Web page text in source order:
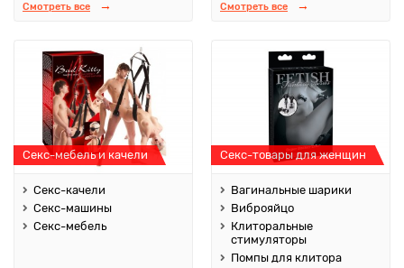
Смотреть все Смотреть все
Секс-мебель и качели
Секс-качели
Секс-машины
Секс-мебель
Секс-товары для женщин
Вагинальные шарики
Виброяйцо
Клиторальные
стимуляторы
Помпы для клитора